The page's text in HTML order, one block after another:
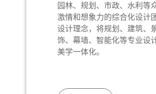
园林、规划、市政、水利等
激情和想象力的综合化设计
设计理念，将规划、建筑、
饰、幕墙、智能化等专业设
美学一体化。